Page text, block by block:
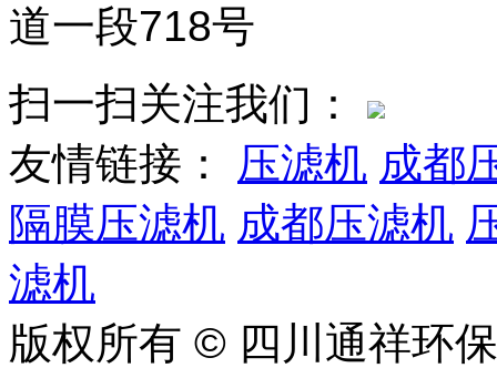
道一段718号
扫一扫关注我们：
友情链接：
压滤机 成都
隔膜压滤机 成都压滤机
滤机
版权所有 © 四川通祥环